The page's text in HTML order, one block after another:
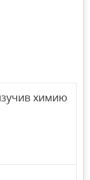
химию